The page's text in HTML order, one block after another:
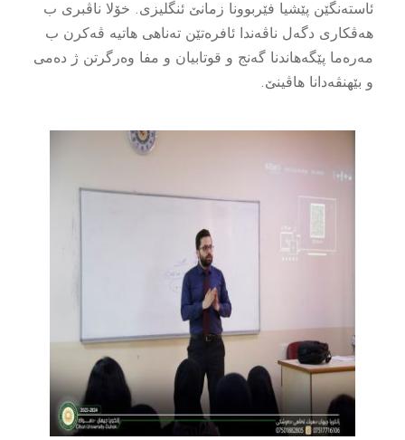
ئاسته‌نگێن پێشیا فێربوونا زمانێ ئنگلیزى. خۆلا ناڤبرى ب
هه‌ڤكارى دگه‌ل ناڤه‌ندا ئافره‌تێن ته‌ناهى هاتیه‌ ڤه‌كرن ب
مه‌ره‌ما پێگه‌هاندنا گه‌نج و قوتابیان و مفا وه‌رگرتن ژ ده‌مى
و بێهنڤه‌دانا هاڤینێ.